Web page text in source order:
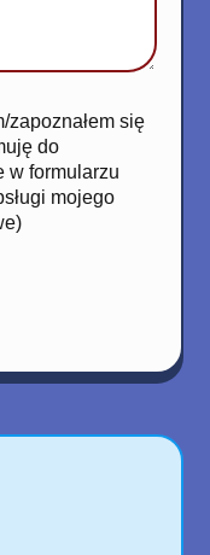
zapoznałem się
do
w formularzu
mojego